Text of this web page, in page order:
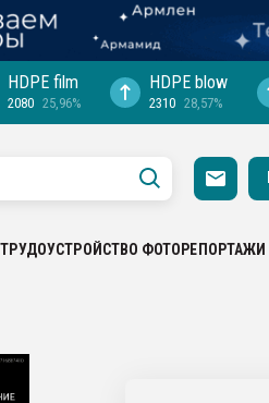
HDPE film
2080 25,96%
HDPE blow
2310 28,57%
ТРУДОУСТРОЙСТВО ФОТОРЕПОРТАЖИ